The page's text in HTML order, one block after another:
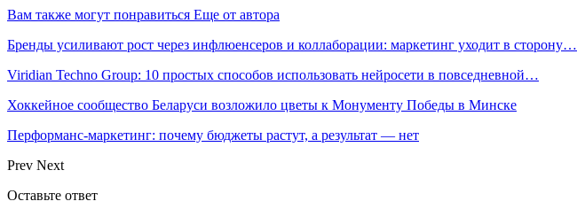
Вам также могут понравиться Еще от автора
Бренды усиливают рост через инфлюенсеров и коллаборации: маркетинг уходит в сторону…
Viridian Techno Group: 10 простых способов использовать нейросети в повседневной…
Хоккейное сообщество Беларуси возложило цветы к Монументу Победы в Минске
Перформанс-маркетинг: почему бюджеты растут, а результат — нет
Prev Next
Оставьте ответ